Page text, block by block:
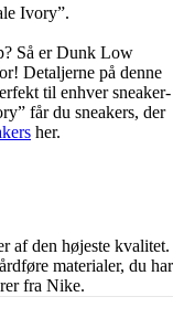
Ivory”.
Så er Dunk Low
Detaljerne på denne
til enhver sneaker-
får du sneakers, der
her.
af den højeste kvalitet.
materialer, du har
fra Nike.